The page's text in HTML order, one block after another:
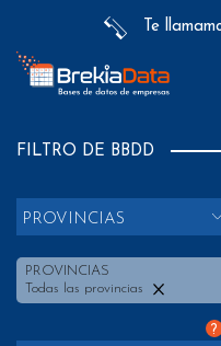
Te
FILTRO DE BBDD
PROVINCIAS
PROVINCIAS
Todas las provincias
?